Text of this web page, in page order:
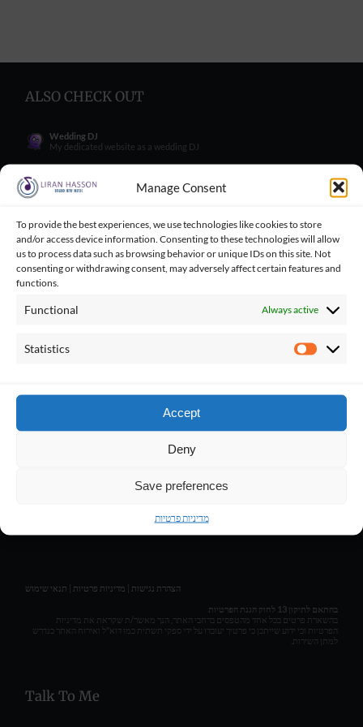
Manage Consent
To provide the best experiences, we use technologies like cookies to store
and/or access device information. Consenting to these technologies will allow
us to process data such as browsing behavior or unique IDs on this site. Not
consenting or withdrawing consent, may adversely affect certain features and
functions.
Functional Always active
Statistics Statistics
Accept
Deny
Save preferences
מדיניות פרטיות
ALSO CHECK OUT
Wedding DJ
My dedicated website as a wedding DJ
My dedicated website as a wedding Singer
Wedding Tips for Engaged Couples
Wedding tips facebook group for engaged couples
Balloncini
My wife's business - balloons for wedding
Playbacks Catalog
LIRAN HASSON • COMPOSER & MUSIC PRODUCER
הצהרת נגישות | מדיניות פרטיות | תנאי שימוש
בהתאם לתיקון 13 לחוק הגנת הפרטיות
בהשארת פרטים בכל אחד מהטפסים ברחבי האתר, הנך מאשר/ת שקראת את מדיניות
הפרטיות וכי ידוע שייתכן כי פרטיך יעובדו על ידי ספקי תשתית כמו דוא"ל ואירוח האתר כנדרש
למתן השירות.
Talk To Me